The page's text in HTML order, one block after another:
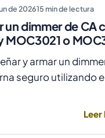
de 202615min de lectura
un dimmer de CA
MOC3021 o
y armar un
seguro utilizando
un control de faseLeer